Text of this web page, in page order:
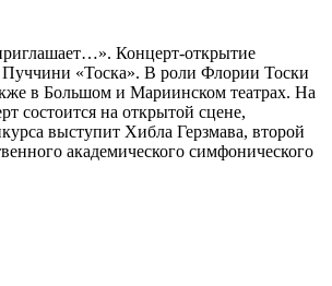
Концерт-открытие
Пуччини «Тоска». В роли Флории Тоски
в Большом и Мариинском театрах. На
состоится на открытой сцене,
выступит Хибла Герзмава, второй
академического симфонического